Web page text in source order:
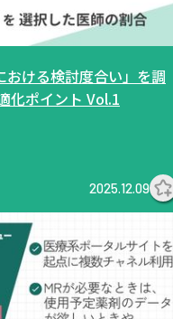
ける検討度合い」を調
化ポイント Vol.1
2025.12.09